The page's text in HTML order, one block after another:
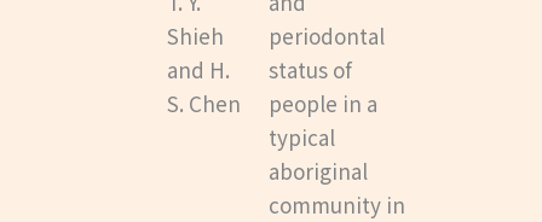
Shieh
and H.
S. Chen
periodontal
status of
people in a
typical
aboriginal
community in